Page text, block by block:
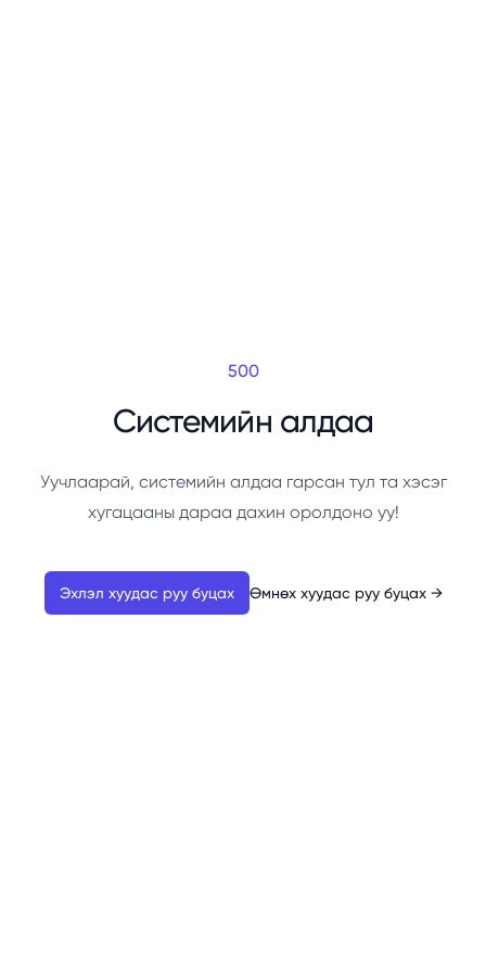
500
Системийн алдаа
Уучлаарай, системийн алдаа гарсан тул та хэсэг
хугацааны дараа дахин оролдоно уу!
Эхлэл хуудас руу буцах Өмнөх хуудас руу буцах →